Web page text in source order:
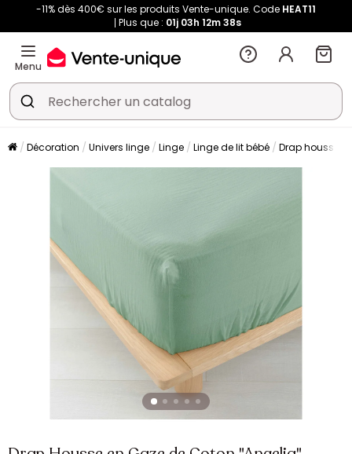
-11% dès 400€ sur les produits Vente-unique. Code HEAT11
Plus que : 01j 03h 12m 38s
Menu
Décoration Univers linge Linge Linge de lit bébé Drap housse